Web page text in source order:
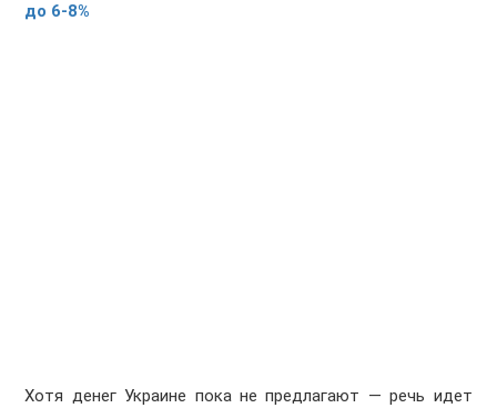
до 6-8%
Хотя денег Украине пока не предлагают — речь идет